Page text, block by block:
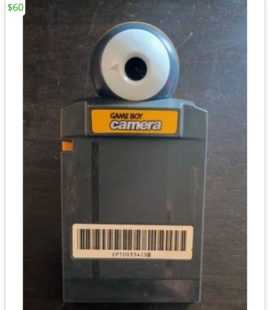
$60